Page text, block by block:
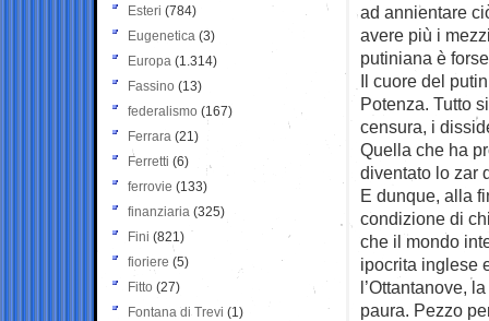
ad annientare
avere più i
putiniana è
Il cuore del
Potenza. Tutto
censura, i
Quella che ha
diventato lo zar
E dunque, alla
condizione di
che il mondo
ipocrita inglese
l’Ottantanove,
paura. Pezzo
Esteri (784)
Eugenetica (3)
Europa (1.314)
Fassino (13)
federalismo (167)
Ferrara (21)
Ferretti (6)
ferrovie (133)
finanziaria (325)
Fini (821)
fioriere (5)
Fitto (27)
Fontana di Trevi (1)